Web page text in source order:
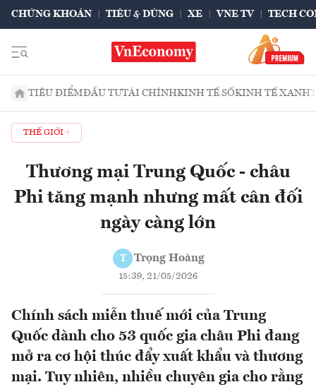
CHỨNG KHOÁN TIÊU & DÙNG XE VNE TV TECH
TIÊU ĐIỂMĐẦU TƯTÀI CHÍNHKINH TẾ SỐKINH TẾ XANH
THẾ GIỚI
Thương mại Trung Quốc - châu
Phi tăng mạnh nhưng mất cân đối
ngày càng lớn
T Trọng Hoàng
15:39, 21/05/2026
Chính sách miễn thuế mới của Trung
Quốc dành cho 53 quốc gia châu Phi đang
mở ra cơ hội thúc đẩy xuất khẩu và thương
mại. Tuy nhiên, nhiều chuyên gia cho rằng